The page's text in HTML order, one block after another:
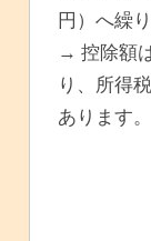
円）へ繰
→ 控除額
り、所得
あります。